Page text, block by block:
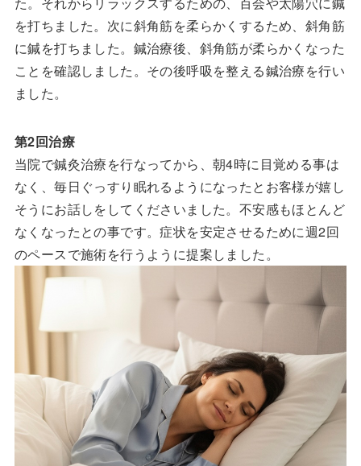
を打ちました。次に斜角筋を柔らかくするため、斜角筋
に鍼を打ちました。鍼治療後、斜角筋が柔らかくなった
ことを確認しました。その後呼吸を整える鍼治療を行い
ました。
第2回治療
当院で鍼灸治療を行なってから、朝4時に目覚める事は
なく、毎日ぐっすり眠れるようになったとお客様が嬉し
そうにお話しをしてくださいました。不安感もほとんど
なくなったとの事です。症状を安定させるために週2回
のペースで施術を行うように提案しました。